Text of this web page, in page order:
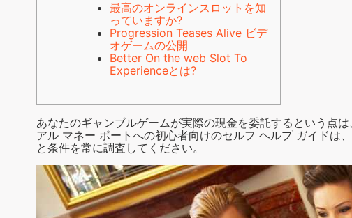
最高のオンラインスロットを知
っていますか?
Progression Teases Alive ビデ
オゲームの公開
Better On the web Slot To
Experienceとは?
あなたのギャンブルゲームが実際の現金を委託するという点
アル マネー ポートへの初心者向けのセルフ ヘルプ ガイドは
と条件を常に調査してください。